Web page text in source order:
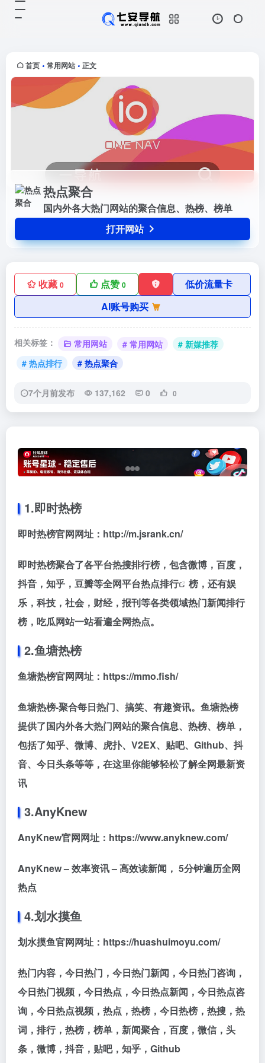
首页 • 常用网站 • 正文
热点聚合
国内外各大热门网站的聚合信息、热榜、榜单
打开网站
收藏 0 点赞0
低价流量卡
AI账号购买
相关标签： 常用网站 # 常用网站
# 新媒推荐
# 热点排行
# 热点聚合
7个月前发布 137,162 0 0
1.即时热榜
即时热榜官网网址：http://m.jsrank.cn/
即时热榜聚合了各平台热搜排行榜，包含微博，百度，
抖音，知乎，豆瓣等全网平台热点排行
榜，还有娱
乐，科技，社会，财经，报刊等各类领域热门新闻排行
榜，吃瓜网站一站看遍全网热点。
2.鱼塘热榜
鱼塘热榜官网网址：https://mmo.fish/
鱼塘热榜-聚合每日热门、搞笑、有趣资讯。鱼塘热榜
提供了国内外各大热门网站的聚合信息、热榜、榜单，
包括了知乎、微博、虎扑、V2EX、贴吧、Github、抖
音、今日头条等等，在这里你能够轻松了解全网最新资
讯
3.AnyKnew
AnyKnew官网网址：https://www.anyknew.com/
AnyKnew – 效率资讯 – 高效读新闻， 5分钟遍历全网
热点
4.划水摸鱼
划水摸鱼官网网址：https://huashuimoyu.com/
热门内容，今日热门，今日热门新闻，今日热门咨询，
今日热门视频，今日热点，今日热点新闻，今日热点咨
询，今日热点视频，热点，热榜，今日热榜，热搜，热
词，排行，热榜，榜单，新闻聚合，百度，微信，头
条，微博，抖音，贴吧，知乎，Github